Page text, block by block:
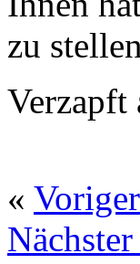
zu
Verzapft
«